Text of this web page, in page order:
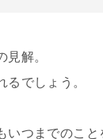
見解。
るでしょう。
つまでのこと